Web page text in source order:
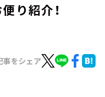
り紹介！
事をシェア